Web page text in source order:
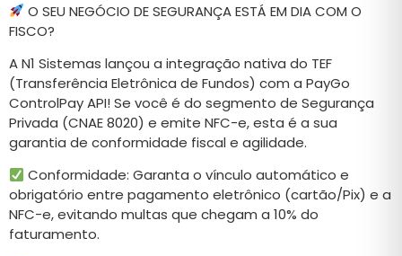
O SEU NEGÓCIO DE SEGURANÇA ESTÁ EM DIA COM O
FISCO?
A N1 Sistemas lançou a integração nativa do TEF
(Transferência Eletrônica de Fundos) com a PayGo
ControlPay API! Se você é do segmento de Segurança
Privada (CNAE 8020) e emite NFC-e, esta é a sua
garantia de conformidade fiscal e agilidade.
Conformidade: Garanta o vínculo automático e
obrigatório entre pagamento eletrônico (cartão/Pix) e a
NFC-e, evitando multas que chegam a 10% do
faturamento.